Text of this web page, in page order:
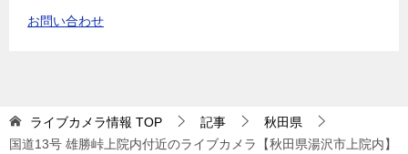
ー
お問い合わせ
ライブカメラ情報 TOP 記事
秋田県
国道13号 雄勝峠上院内付近のライブカメラ【秋田県湯沢市上院内】